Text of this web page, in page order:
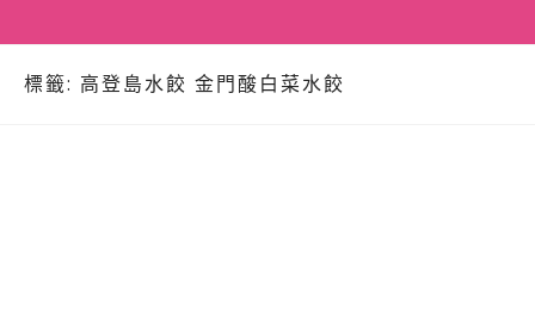
標籤: 高登島水餃 金門酸白菜水餃